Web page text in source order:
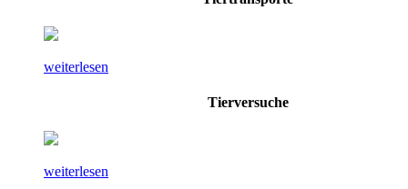
weiterlesen
Tierversuche
weiterlesen